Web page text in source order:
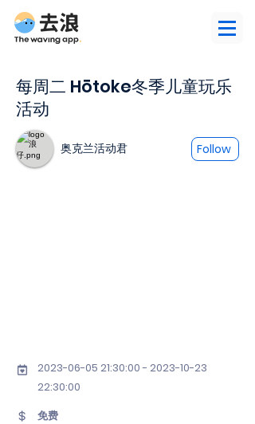
每周二 Hōtoke冬季儿童玩乐
活动
奥克兰活动君 Follow
2023-06-05 21:30:00 - 2023-10-23
22:30:00
免费